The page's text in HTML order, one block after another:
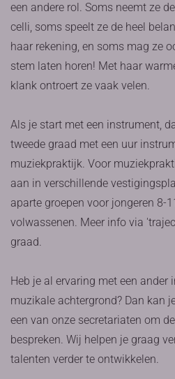
een andere rol. Soms neemt ze
celli, soms speelt ze de heel
haar rekening, en soms mag ze
stem laten horen! Met haar
klank ontroert ze vaak velen.
Als je start met een instrument,
tweede graad met een uur
muziekpraktijk. Voor
aan in verschillende
aparte groepen voor jongeren 8-
volwassenen. Meer info via
graad.
Heb je al ervaring met een ander
muzikale achtergrond? Dan kan
een van onze secretariaten om
bespreken. Wij helpen je graag
talenten verder te ontwikkelen.